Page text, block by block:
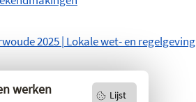
Lijst
werken
2025 | Lokale wet- en regelgeving